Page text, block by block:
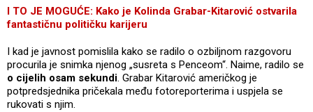
I TO JE MOGUĆE: Kako je Kolinda Grabar-Kitarović ostvarila
fantastičnu političku karijeru
I kad je javnost pomislila kako se radilo o ozbiljnom razgovoru
procurila je snimka njenog „susreta s Penceom“. Naime, radilo se
o cijelih osam sekundi. Grabar Kitarović američkog je
potpredsjednika pričekala među fotoreporterima i uspjela se
rukovati s njim.